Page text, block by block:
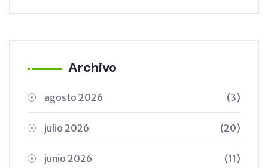
Archivo
agosto 2026 (3)
julio 2026 (20)
junio 2026 (11)